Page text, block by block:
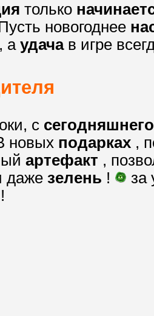
только
новогоднее
а удачав игре
с сегодняшнего
новых подарках ,
артефакт ,
даже зелень !
за
!